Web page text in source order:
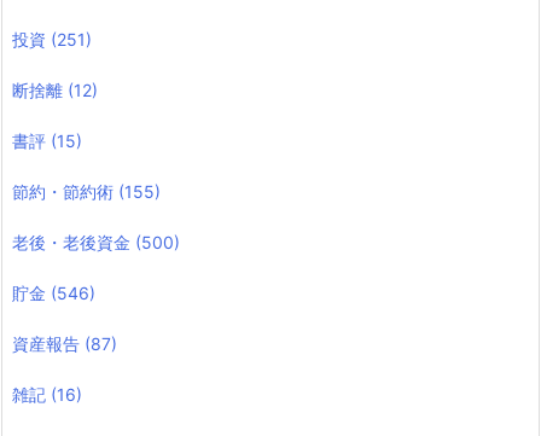
投資 (251)
断捨離 (12)
書評 (15)
節約・節約術 (155)
老後・老後資金 (500)
貯金 (546)
資産報告 (87)
雑記 (16)